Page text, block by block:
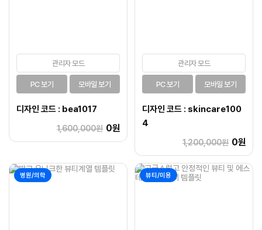
관리자 모드
PC 보기 모바일 보기
디자인 코드 : bea1017
1,600,000원 0원
관리자 모드
PC 보기 모바일 보기
디자인 코드 : skincare100
4
1,200,000원 0원
병원/의학 뷰티/미용